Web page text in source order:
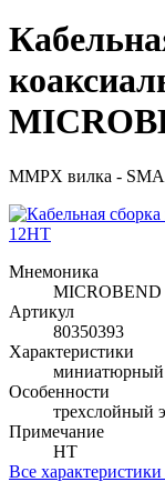
MMPX вилка -
Мнемоника
MICROBEND
Артикул
80350393
Характеристики
миниатюрный
Особенности
трехслойный
Примечание
HT
Все характеристики